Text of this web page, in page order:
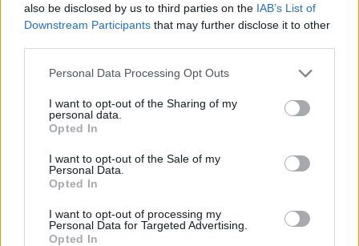
also be disclosed by us to third parties on the IAB’s List of
Downstream Participants that may further disclose it to other
Personal Data Processing Opt Outs
I want to opt-out of the Sharing of my
personal data.
Opted In
I want to opt-out of the Sale of my
Personal Data.
Opted In
I want to opt-out of processing my
Personal Data for Targeted Advertising.
Opted In
Születésnapi programokkal várja a
hétvégén a közönséget a 160 éves
Fővárosi Állatkert
ÉLŐ BOLYGÓNK
a legjobb lelőhelyek!
SZEMLE